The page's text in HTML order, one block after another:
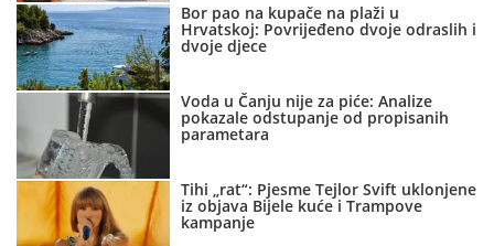
Bor pao na kupače na plaži u
Hrvatskoj: Povrijeđeno dvoje odraslih i
dvoje djece
Voda u Čanju nije za piće: Analize
pokazale odstupanje od propisanih
parametara
Tihi „rat“: Pjesme Tejlor Svift uklonjene
iz objava Bijele kuće i Trampove
kampanje